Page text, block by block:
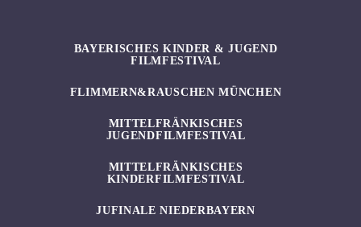
BAYERISCHES KINDER & JUGEND
FILMFESTIVAL
FLIMMERN&RAUSCHEN MÜNCHEN
MITTELFRÄNKISCHES
JUGENDFILMFESTIVAL
MITTELFRÄNKISCHES
KINDERFILMFESTIVAL
JUFINALE NIEDERBAYERN